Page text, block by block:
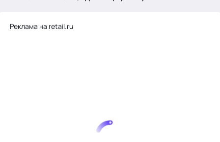
Тема месяца: Автоматизация на 1С
Реклама на retail.ru